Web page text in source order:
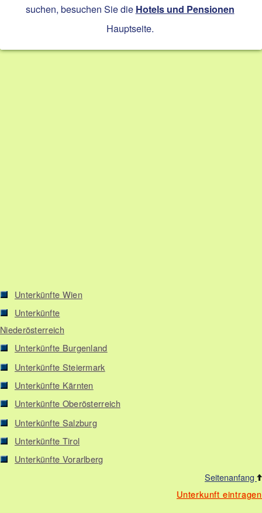
suchen, besuchen Sie die Hotels und Pensionen
Hauptseite.
Unterkünfte Wien
Unterkünfte
Niederösterreich
Unterkünfte Burgenland
Unterkünfte Steiermark
Unterkünfte Kärnten
Unterkünfte Oberösterreich
Unterkünfte Salzburg
Unterkünfte Tirol
Unterkünfte Vorarlberg
Seitenanfang
Unterkunft eintragen